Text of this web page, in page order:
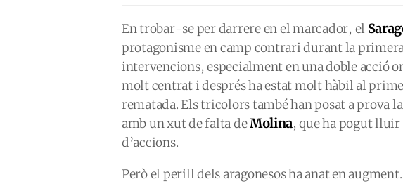
En trobar-se per darrere en el marcador, el
protagonisme en camp contrari durant la
intervencions, especialment en una doble acció
molt centrat i després ha estat molt hàbil al
rematada. Els tricolors també han posat a prova
amb un xut de falta deMolina, que ha pogut lluir
d’accions.
Però el perill dels aragonesos ha anat en